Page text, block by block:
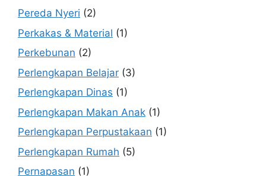
Pereda Nyeri (2)
Perkakas & Material (1)
Perkebunan (2)
Perlengkapan Belajar (3)
Perlengkapan Dinas (1)
Perlengkapan Makan Anak (1)
Perlengkapan Perpustakaan (1)
Perlengkapan Rumah (5)
Pernapasan (1)